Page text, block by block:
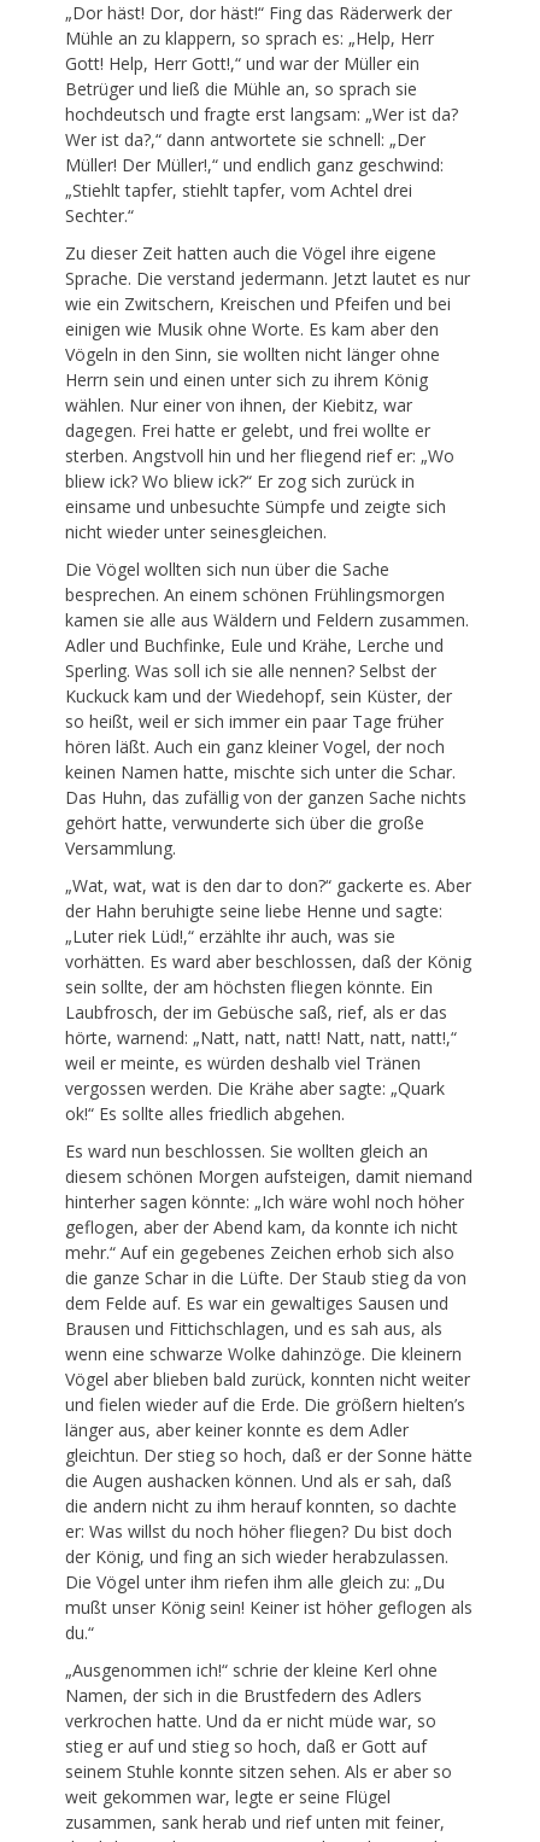
„Dor häst! Dor, dor häst!“ Fing das Räderwerk der
Mühle an zu klappern, so sprach es: „Help, Herr
Gott! Help, Herr Gott!,“ und war der Müller ein
Betrüger und ließ die Mühle an, so sprach sie
hochdeutsch und fragte erst langsam: „Wer ist da?
Wer ist da?,“ dann antwortete sie schnell: „Der
Müller! Der Müller!,“ und endlich ganz geschwind:
„Stiehlt tapfer, stiehlt tapfer, vom Achtel drei
Sechter.“
Zu dieser Zeit hatten auch die Vögel ihre eigene
Sprache. Die verstand jedermann. Jetzt lautet es nur
wie ein Zwitschern, Kreischen und Pfeifen und bei
einigen wie Musik ohne Worte. Es kam aber den
Vögeln in den Sinn, sie wollten nicht länger ohne
Herrn sein und einen unter sich zu ihrem König
wählen. Nur einer von ihnen, der Kiebitz, war
dagegen. Frei hatte er gelebt, und frei wollte er
sterben. Angstvoll hin und her fliegend rief er: „Wo
bliew ick? Wo bliew ick?“ Er zog sich zurück in
einsame und unbesuchte Sümpfe und zeigte sich
nicht wieder unter seinesgleichen.
Die Vögel wollten sich nun über die Sache
besprechen. An einem schönen Frühlingsmorgen
kamen sie alle aus Wäldern und Feldern zusammen.
Adler und Buchfinke, Eule und Krähe, Lerche und
Sperling. Was soll ich sie alle nennen? Selbst der
Kuckuck kam und der Wiedehopf, sein Küster, der
so heißt, weil er sich immer ein paar Tage früher
hören läßt. Auch ein ganz kleiner Vogel, der noch
keinen Namen hatte, mischte sich unter die Schar.
Das Huhn, das zufällig von der ganzen Sache nichts
gehört hatte, verwunderte sich über die große
Versammlung.
„Wat, wat, wat is den dar to don?“ gackerte es. Aber
der Hahn beruhigte seine liebe Henne und sagte:
„Luter riek Lüd!,“ erzählte ihr auch, was sie
vorhätten. Es ward aber beschlossen, daß der König
sein sollte, der am höchsten fliegen könnte. Ein
Laubfrosch, der im Gebüsche saß, rief, als er das
hörte, warnend: „Natt, natt, natt! Natt, natt, natt!,“
weil er meinte, es würden deshalb viel Tränen
vergossen werden. Die Krähe aber sagte: „Quark
ok!“ Es sollte alles friedlich abgehen.
Es ward nun beschlossen. Sie wollten gleich an
diesem schönen Morgen aufsteigen, damit niemand
hinterher sagen könnte: „Ich wäre wohl noch höher
geflogen, aber der Abend kam, da konnte ich nicht
mehr.“ Auf ein gegebenes Zeichen erhob sich also
die ganze Schar in die Lüfte. Der Staub stieg da von
dem Felde auf. Es war ein gewaltiges Sausen und
Brausen und Fittichschlagen, und es sah aus, als
wenn eine schwarze Wolke dahinzöge. Die kleinern
Vögel aber blieben bald zurück, konnten nicht weiter
und fielen wieder auf die Erde. Die größern hielten’s
länger aus, aber keiner konnte es dem Adler
gleichtun. Der stieg so hoch, daß er der Sonne hätte
die Augen aushacken können. Und als er sah, daß
die andern nicht zu ihm herauf konnten, so dachte
er: Was willst du noch höher fliegen? Du bist doch
der König, und fing an sich wieder herabzulassen.
Die Vögel unter ihm riefen ihm alle gleich zu: „Du
mußt unser König sein! Keiner ist höher geflogen als
du.“
„Ausgenommen ich!“ schrie der kleine Kerl ohne
Namen, der sich in die Brustfedern des Adlers
verkrochen hatte. Und da er nicht müde war, so
stieg er auf und stieg so hoch, daß er Gott auf
seinem Stuhle konnte sitzen sehen. Als er aber so
weit gekommen war, legte er seine Flügel
zusammen, sank herab und rief unten mit feiner,